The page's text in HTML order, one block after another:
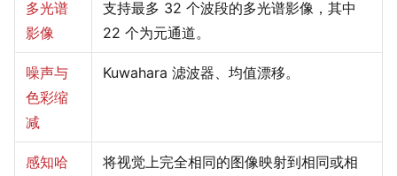
多光谱
影像
支持最多 32 个波段的多光谱影像，其中
22 个为元通道。
噪声与
色彩缩
减
Kuwahara 滤波器、均值漂移。
感知哈
将视觉上完全相同的图像映射到相同或相